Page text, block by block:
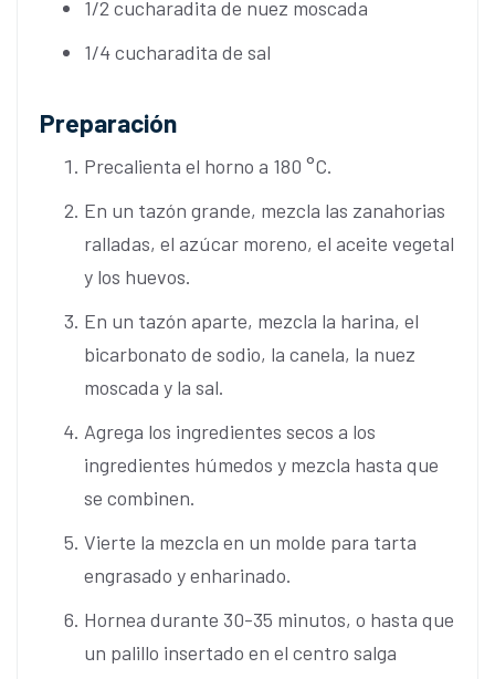
1/2 cucharadita de nuez moscada
1/4 cucharadita de sal
Preparación
Precalienta el horno a 180 °C.
En un tazón grande, mezcla las zanahorias
ralladas, el azúcar moreno, el aceite vegetal
y los huevos.
En un tazón aparte, mezcla la harina, el
bicarbonato de sodio, la canela, la nuez
moscada y la sal.
Agrega los ingredientes secos a los
ingredientes húmedos y mezcla hasta que
se combinen.
Vierte la mezcla en un molde para tarta
engrasado y enharinado.
Hornea durante 30-35 minutos, o hasta que
un palillo insertado en el centro salga